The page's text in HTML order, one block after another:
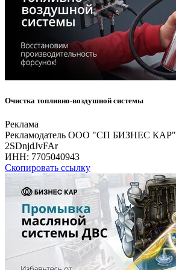
Очистка топливно-воздушной системы
Реклама
Рекламодатель ООО "СП БИЗНЕС КАР"
2SDnjdJvFAr
ИНН: 7705040943
Скопировать ссылку